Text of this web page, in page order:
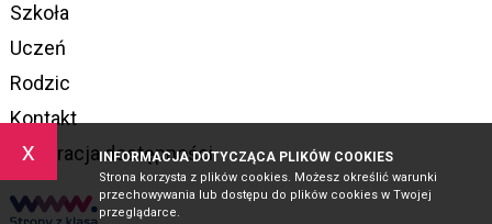
x INFORMACJA DOTYCZĄCA PLIKÓW COOKIES
Strona korzysta z plików cookies. Możesz określić warunki
przechowywania lub dostępu do plików cookies w Twojej
przeglądarce.
Szkoła
Uczeń
Rodzic
Kontakt
Deklaracja dostępności